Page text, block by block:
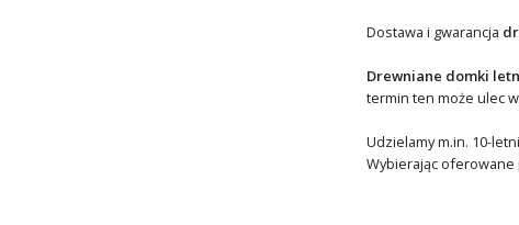
Dostawa i gwarancja
Drewniane domki
termin ten może ulec
Udzielamy m.in. 10-
Wybierając oferowane